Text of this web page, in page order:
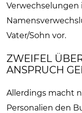
Verwechselungen
Vater/Sohn vor.
ZWEIFEL
ANSPRUCH
Allerdings macht
Personalien den